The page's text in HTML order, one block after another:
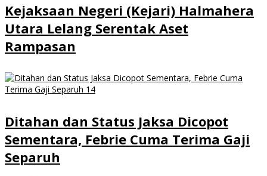
Kejaksaan Negeri (Kejari) Halmahera
Utara Lelang Serentak Aset
Rampasan
Ditahan dan Status Jaksa Dicopot
Sementara, Febrie Cuma Terima Gaji
Separuh